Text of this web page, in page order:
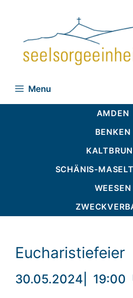
Menu
AMDEN
BENKEN
SCHÄNIS-
WEESEN
Eucharistiefeier
30.05.2024 19:00